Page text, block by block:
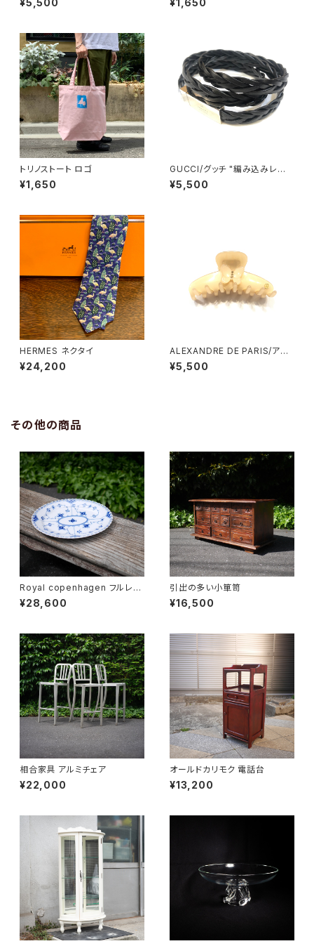
¥5,500 ¥1,650
トリノストート ロゴ
¥1,650
GUCCI/グッチ "編み込みレザ
ーベルト"
¥5,500
HERMES ネクタイ
¥24,200
ALEXANDRE DE PARIS/アレ
クサンドルドゥパリ 蝶々バンスク
リップ
¥5,500
その他の商品
Royal copenhagen フルレー
ス オーバルディッシュ
¥28,600
引出の多い小箪笥
¥16,500
相合家具 アルミチェア
¥22,000
オールドカリモク 電話台
¥13,200